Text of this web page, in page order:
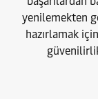
yenilemekten
hazırlamak